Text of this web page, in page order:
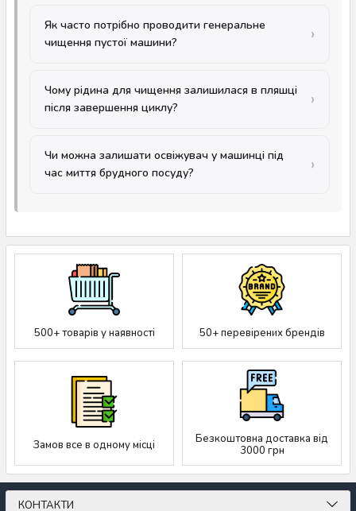
Як часто потрібно проводити генеральне
чищення пустої машини?
Чому рідина для чищення залишилася в пляшці
після завершення циклу?
Чи можна залишати освіжувач у машинці під
час миття брудного посуду?
500+ товарів у наявності 50+ перевірених брендів
Замов все в одному місці
Безкоштовна доставка від
3000 грн
КОНТАКТИ